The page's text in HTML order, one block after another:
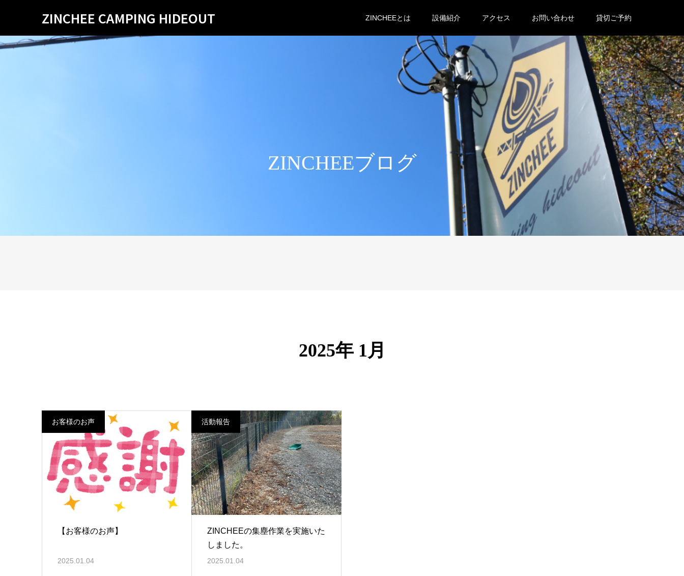
ZINCHEE CAMPING HIDEOUT ZINCHEEとは 設備紹介 アクセス お問い合わせ 貸切ご予約
ZINCHEEブログ
2025年 1月
お客様のお声
【お客様のお声】
2025.01.04
活動報告
ZINCHEEの集塵作業を実施いた
しました。
2025.01.04